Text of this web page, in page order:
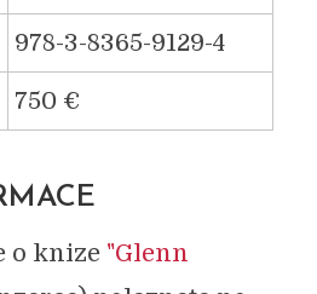
978-3-8365-9129-4
750 €
o knize "Glenn